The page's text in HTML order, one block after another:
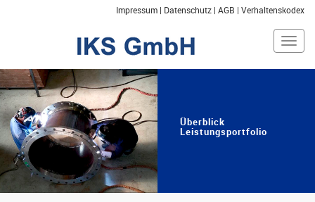
Impressum | Datenschutz | AGB | Verhaltenskodex
Überblick
Leistungsportfolio